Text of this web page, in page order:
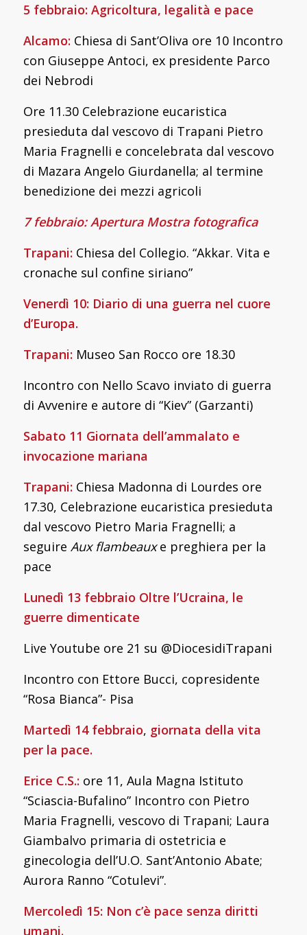
5 febbraio: Agricoltura, legalità e pace
Alcamo: Chiesa di Sant’Oliva ore 10 Incontro
con Giuseppe Antoci, ex presidente Parco
dei Nebrodi
Ore 11.30 Celebrazione eucaristica
presieduta dal vescovo di Trapani Pietro
Maria Fragnelli e concelebrata dal vescovo
di Mazara Angelo Giurdanella; al termine
benedizione dei mezzi agricoli
7 febbraio: Apertura Mostra fotografica
Trapani: Chiesa del Collegio. “Akkar. Vita e
cronache sul confine siriano”
Venerdì 10: Diario di una guerra nel cuore
d’Europa.
Trapani: Museo San Rocco ore 18.30
Incontro con Nello Scavo inviato di guerra
di Avvenire e autore di “Kiev” (Garzanti)
Sabato 11 Giornata dell’ammalato e
invocazione mariana
Trapani: Chiesa Madonna di Lourdes ore
17.30, Celebrazione eucaristica presieduta
dal vescovo Pietro Maria Fragnelli; a
seguire Aux flambeauxe preghiera per la
pace
Lunedì 13 febbraio Oltre l’Ucraina, le
guerre dimenticate
Live Youtube ore 21 su @DiocesidiTrapani
Incontro con Ettore Bucci, copresidente
“Rosa Bianca”- Pisa
Martedì 14 febbraio, giornata della vita
per la pace.
Erice C.S.: ore 11, Aula Magna Istituto
“Sciascia-Bufalino” Incontro con Pietro
Maria Fragnelli, vescovo di Trapani; Laura
Giambalvo primaria di ostetricia e
ginecologia dell’U.O. Sant’Antonio Abate;
Aurora Ranno “Cotulevi”.
Mercoledì 15: Non c’è pace senza diritti
umani.